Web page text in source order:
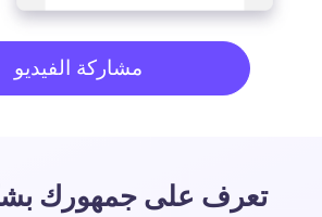
مشاركة الفيديو
تعرف على جمهورك